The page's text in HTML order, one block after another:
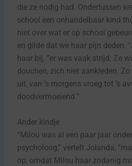
die ze nodig had. Ondertussen
school een onhandelbaar kind
niet over wat er op school
en gilde dat we haar pijn deden.
haar bij, “er was vaak strijd. Ze
douchen, zich niet aankleden.
uit, van ’s morgens vroeg tot ’s
doodvermoeiend.”
Ander kindje
“Milou was al een paar jaar
psycholoog,” vertelt Jolanda,
op, omdat Milou haar zodanig